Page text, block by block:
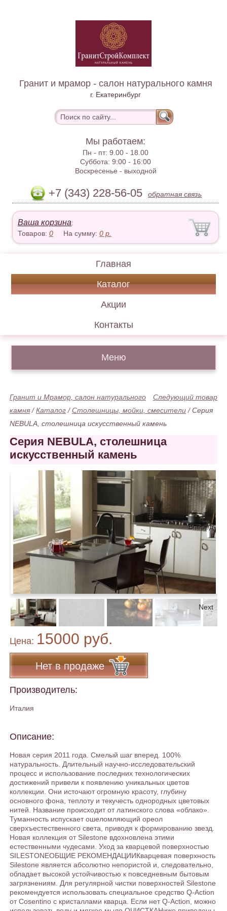
Гранит и мрамор - салон натурального камня
г. Екатеринбург
Мы работаем:
Пн - пт:9.00 - 18.00
Суббота:9:00 - 16:00
Воскресенье - выходной
+7 (343) 228-56-05 обратная связь
Ваша корзина:
Товаров:0 На сумму:0 р.
Главная
Каталог
Акции
Контакты
Меню
Следующий товар
Гранит и Мрамор, салон натурального
камня /Каталог /Столешницы, мойки, смесители /Серия
NEBULA, столешница искусственный камень
Серия NEBULA, столешница
искусственный камень
Вперёд
Next
Цена: 15000 руб.
Нет в продаже
Производитель:
Италия
Описание:
Новая серия 2011 года. Смелый шаг вперед. 100%
натуральность. Длительный научно-исследовательский
процесс и использование последних технологических
достижений привели к появлению уникальных цветов
коллекции. Они источают огромную красоту, глубину
основного фона, теплоту и текучесть однородных цветовых
нитей. Название происходит от латинского слова «облако».
Туманность испускает ошеломляющий ореол
сверхъестественного света, приводя к формированию звезд.
Новая коллекция от Silestone вдохновлена этими
естественными чудесами. Уход за кварцевой поверхностью
SILESTONEОБЩИЕ РЕКОМЕНДАЦИИКварцевая поверхность
Silestone является абсолютно непористой и, следовательно,
обладает высокой устойчивостью к повседневным бытовым
загрязнениям. Для регулярной чистки поверхностей Silestone
рекомендуется использовать специальное средство Q-Action
от Сosentino с кристаллами кварца. Если нет Q-Action, можно